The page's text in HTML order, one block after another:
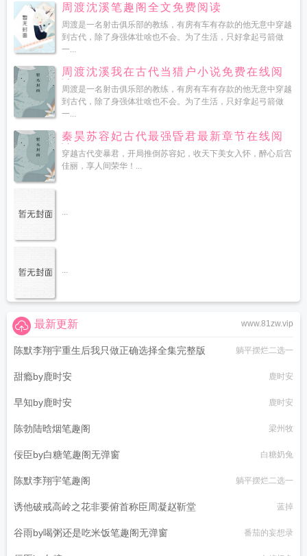
周渡沈溪笔趣阁全文免费阅读
周渡是一名射击俱乐部的教练，有房有车有存款的他无意中穿越
到古代，除了身强体壮啥也不会。为了生活，只好拿起弓箭做
一...
周渡沈溪我在古代当猎户小说免费在线阅
读
周渡是一名射击俱乐部的教练，有房有车有存款的他无意中穿越
到古代，除了身强体壮啥也不会。为了生活，只好拿起弓箭做
一...
秦昊苏容妃古代最强昏君最新章节在线阅
读
穿越古代变暴君，开局推倒苏容妃，收天下美女入怀，醉心后宫
佳丽，享人间荣华！...
...
...
www.81zw.vip
最新更新
陈默李翔宇重生后我只做正确选择全集完整版 躺平摆烂二选一
甜瘾by鹿时安 鹿时安
早知by鹿时安 鹿时安
陈勃陆晗烟笔趣阁 梁州牧
佞臣by白糖笔趣阁无弹窗 白糖奶兔
陈默李翔宇笔趣阁 躺平摆烂二选一
诱他破戒高岭之花非要俯首称臣周凝赵靳堂 蓝掉
谷雨by喝粥还是吃米饭笔趣阁无弹窗 番茄的妄想录